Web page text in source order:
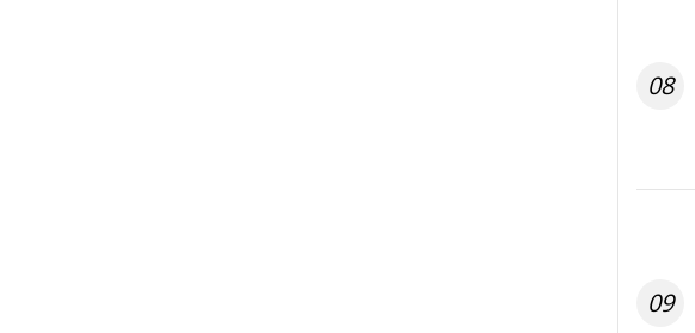
08
09